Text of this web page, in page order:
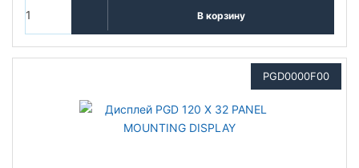
В корзину
PGD0000F00